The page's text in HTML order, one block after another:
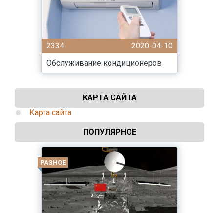
2334
2020-04-10
Обслуживание кондиционеров
КАРТА САЙТА
Карта сайта
ПОПУЛЯРНОЕ
РАЗНОЕ